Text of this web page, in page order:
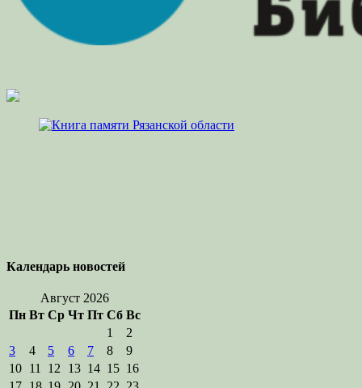
Календарь новостей
Август 2026
Пн Вт Ср Чт Пт Сб Вс
1
2
3
4 5 6 7 8
9
10 11 12 13 14 15 16